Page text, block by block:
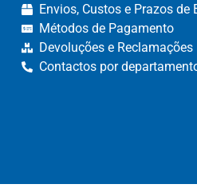
Envios, Custos e Prazos de
Métodos de Pagamento​
Devoluções e Reclamações​
Contactos por